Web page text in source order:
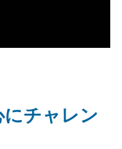
チャレン